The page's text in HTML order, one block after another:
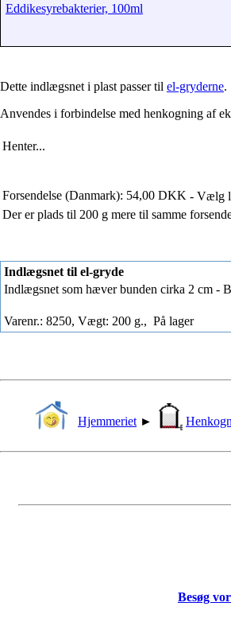
Eddikesyrebakterier, 100ml
Dette indlægsnet i plast passer til el-gryderne.
Anvendes i forbindelse med henkogning af
Henter...
Forsendelse (Danmark): 54,00 DKK - Vælg
Der er plads til 200 g mere til samme
Indlægsnet til el-gryde
Indlægsnet som hæver bunden cirka 2 cm -
Varenr.: 8250, Vægt: 200 g., På lager
Hjemmeriet ►
Besøg